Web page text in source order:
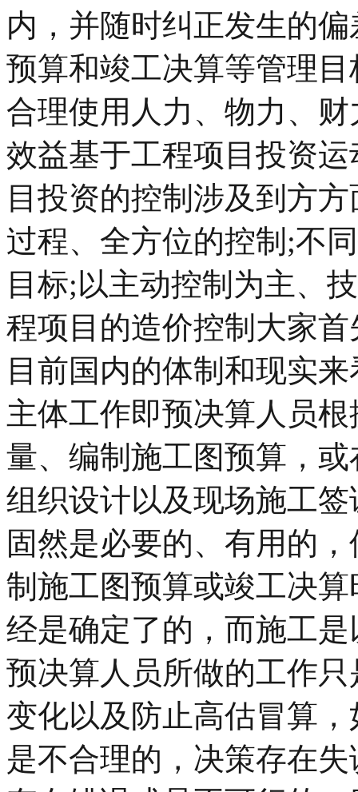
内，并随时纠正发生的
预算和竣工决算等管理
合理使用人力、物力、
效益基于工程项目投资
目投资的控制涉及到方
过程、全方位的控制;不
目标;以主动控制为主、
程项目的造价控制大家
目前国内的体制和现实
主体工作即预决算人员
量、编制施工图预算，
组织设计以及现场施工
固然是必要的、有用的
制施工图预算或竣工决
经是确定了的，而施工
预决算人员所做的工作
变化以及防止高估冒算
是不合理的，决策存在